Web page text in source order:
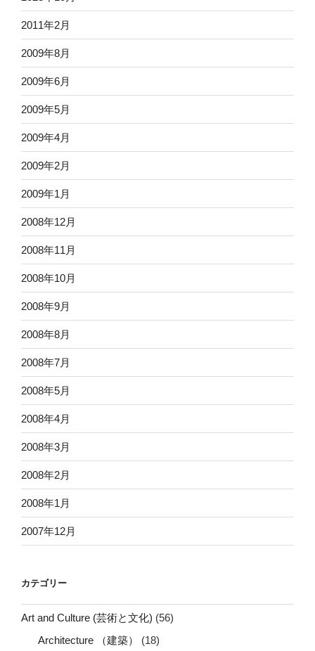
2011年2月
2009年8月
2009年6月
2009年5月
2009年4月
2009年2月
2009年1月
2008年12月
2008年11月
2008年10月
2008年9月
2008年8月
2008年7月
2008年5月
2008年4月
2008年3月
2008年2月
2008年1月
2007年12月
カテゴリー
Art and Culture (芸術と文化) (56)
Architecture （建築）
(18)